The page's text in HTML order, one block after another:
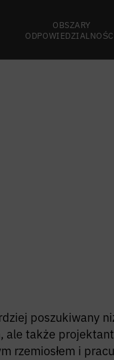
OBSZARY
poszukiwany
także
i